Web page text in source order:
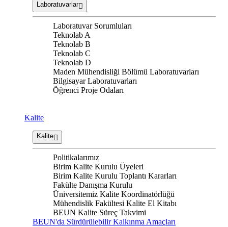
Laboratuvarlar
Laboratuvar Sorumluları
Teknolab A
Teknolab B
Teknolab C
Teknolab D
Maden Mühendisliği Bölümü Laboratuvarları
Bilgisayar Laboratuvarları
Öğrenci Proje Odaları
Kalite
Kalite
Politikalarımız
Birim Kalite Kurulu Üyeleri
Birim Kalite Kurulu Toplantı Kararları
Fakülte Danışma Kurulu
Üniversitemiz Kalite Koordinatörlüğü
Mühendislik Fakültesi Kalite El Kitabı
BEUN Kalite Süreç Takvimi
BEUN'da Sürdürülebilir Kalkınma Amaçları